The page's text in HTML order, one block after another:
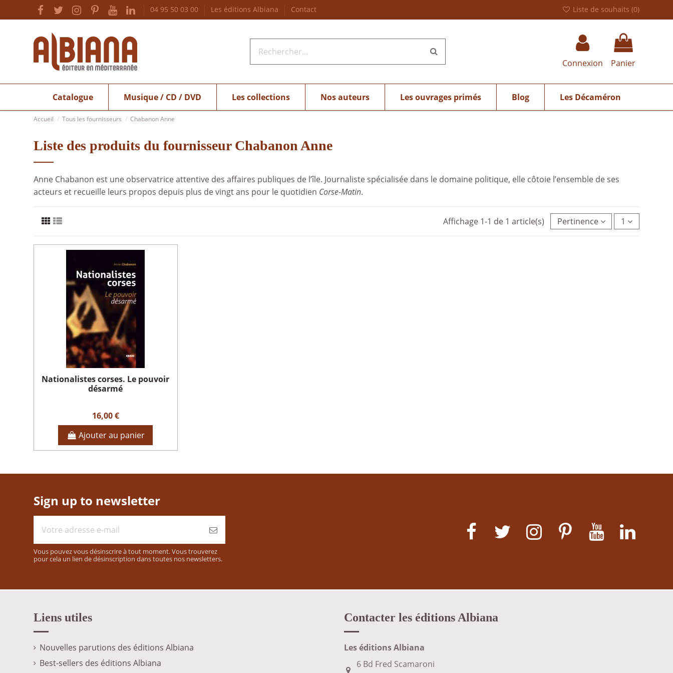
04 95 50 03 00 Les éditions Albiana Contact Liste de souhaits (0)
Connexion Panier
Catalogue Musique / CD / DVD Les collections Nos auteurs Les ouvrages primés Blog Les Décaméron
Accueil Tous les fournisseurs Chabanon Anne
Liste des produits du fournisseur Chabanon Anne
Anne Chabanon est une observatrice attentive des affaires publiques de l’île. Journaliste spécialisée dans le domaine politique, elle côtoie l’ensemble de ses
acteurs et recueille leurs propos depuis plus de vingt ans pour le quotidien Corse-Matin.
Affichage 1-1 de 1 article(s) Pertinence 1
Nationalistes corses. Le pouvoir
désarmé
16,00 €
Ajouter au panier
Sign up to newsletter
Vous pouvez vous désinscrire à tout moment. Vous trouverez
pour cela un lien de désinscription dans toutes nos newsletters.
Liens utiles
Nouvelles parutions des éditions Albiana
Best-sellers des éditions Albiana
Contacter les éditions Albiana
Les éditions Albiana
6 Bd Fred Scamaroni